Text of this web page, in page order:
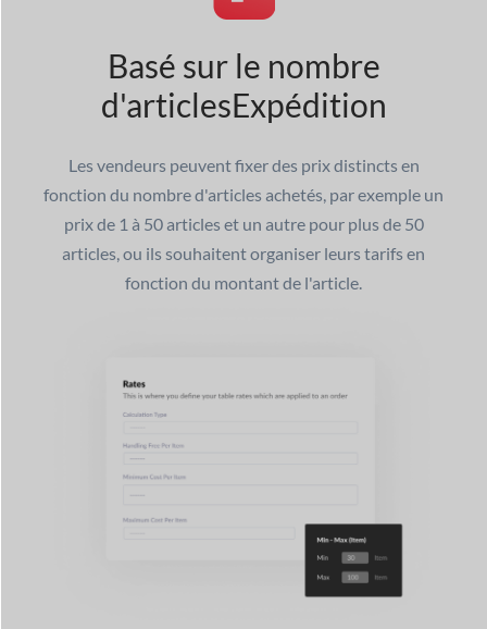
Basé sur le nombre
d'articlesExpédition
Les vendeurs peuvent fixer des prix distincts en
fonction du nombre d'articles achetés, par exemple un
prix de 1 à 50 articles et un autre pour plus de 50
articles, ou ils souhaitent organiser leurs tarifs en
fonction du montant de l'article.